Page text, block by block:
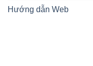
Hướng dẫn Web